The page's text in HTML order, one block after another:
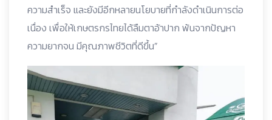
ความสำเร็จ และยังมีอีกหลายนโยบายที่กำลังดำเนินการต่อ
เนื่อง เพื่อให้เกษตรกรไทยได้ลืมตาอ้าปาก พ้นจากปัญหา
ความยากจน มีคุณภาพชีวิตที่ดีขึ้น”